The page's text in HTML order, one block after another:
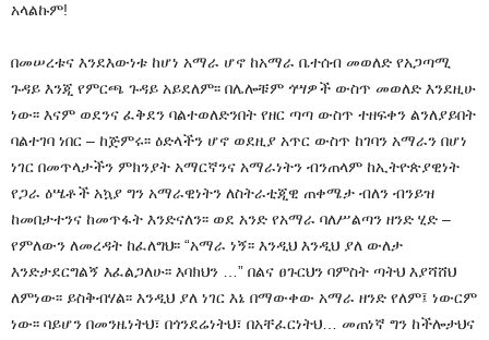
አላልኩም!
በመሠረቱና እንደእውነቱ ከሆነ አማራ ሆኖ ከአማራ ቤተሰብ መወለድ የአጋጣሚ
ጉዳይ እንጂ የምርጫ ጉዳይ አይደለም፡፡ በሌሎቹም ጎሣዎች ውስጥ መወለድ እንደዚሁ
ነው፡፡ እናም ወደንና ፈቅደን ባልተወለድንበት የዘር ጣጣ ውስጥ ተዘፍቀን ልንለያይበት
ባልተገባ ነበር – ከጅምሩ፡፡ ዕድላችን ሆኖ ወደዚያ አጥር ውስጥ ከገባን አማራን በሆነ
ነገር በመጥላታችን ምክንያት አማርኛንና አማራነትን ብንጠላም ከኢትዮጵያዊነት
የጋራ ዕሤቶች አኳያ ግን አማራዊነትን ለስትራቲጂዊ ጠቀሜታ ብለን ብንይዝ
ከመበታተንና ከመጥፋት እንድናለን፡፡ ወደ አንድ የአማራ ባለሥልጣን ዘንድ ሂድ –
የምለውን ለመረዳት ከፈለግህ፡፡ “አማራ ነኝ፡፡ እንዲህ እንዲህ ያለ ውለታ
እንድታደርግልኝ እፈልጋለሁ፡፡ እባክህን …” በልና ፀጉርህን ባምስት ጣትህ እያሻሸህ
ለምነው፡፡ ይስቅብሃል፡፡ እንዲህ ያለ ነገር እኔ በማውቀው አማራ ዘንድ የለም፤ ነውርም
ነው፡፡ ባይሆን በመንዜነትህ፣ በጎንደሬነትህ፣ በአቸፈርነትህ… መጠነኛ ግን ከችሎታህና